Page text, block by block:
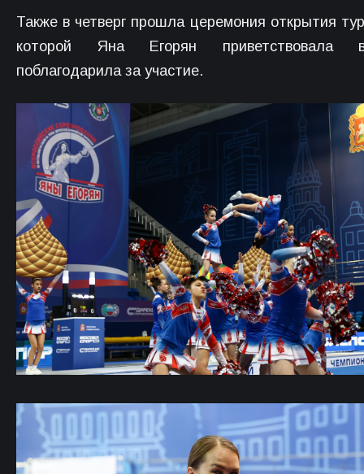
Также в четверг прошла церемония открытия
которой Яна Егорян приветствовала
поблагодарила за участие.